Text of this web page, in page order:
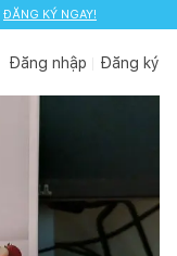
ĐĂNG KÝ NGAY!
Đăng nhập Đăng ký